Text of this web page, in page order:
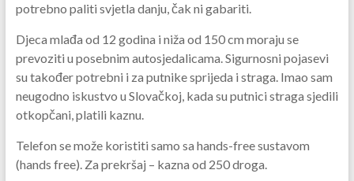
potrebno paliti svjetla danju, čak ni gabariti.
Djeca mlađa od 12 godina i niža od 150 cm moraju se
prevoziti u posebnim autosjedalicama. Sigurnosni pojasevi
su također potrebni i za putnike sprijeda i straga. Imao sam
neugodno iskustvo u Slovačkoj, kada su putnici straga sjedili
otkopčani, platili kaznu.
Telefon se može koristiti samo sa hands-free sustavom
(hands free). Za prekršaj – kazna od 250 droga.